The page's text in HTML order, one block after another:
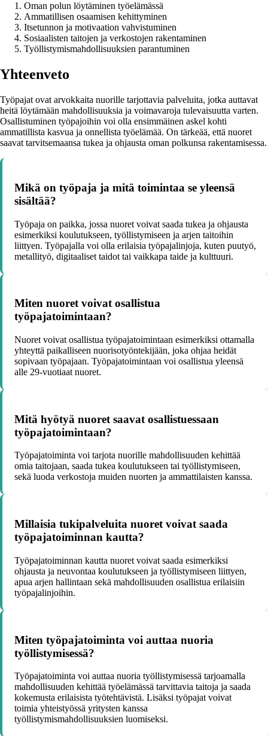
Oman polun löytäminen työelämässä
Ammatillisen osaamisen kehittyminen
Itsetunnon ja motivaation vahvistuminen
Sosiaalisten taitojen ja verkostojen rakentaminen
Työllistymismahdollisuuksien parantuminen
Yhteenveto
Työpajat ovat arvokkaita nuorille tarjottavia palveluita, jotka auttavat
heitä löytämään mahdollisuuksia ja voimavaroja tulevaisuutta varten.
Osallistuminen työpajoihin voi olla ensimmäinen askel kohti
ammatillista kasvua ja onnellista työelämää. On tärkeää, että nuoret
saavat tarvitsemaansa tukea ja ohjausta oman polkunsa rakentamisessa.
Mikä on työpaja ja mitä toimintaa se yleensä
sisältää?
Työpaja on paikka, jossa nuoret voivat saada tukea ja ohjausta
esimerkiksi koulutukseen, työllistymiseen ja arjen taitoihin
liittyen. Työpajalla voi olla erilaisia työpajalinjoja, kuten puutyö,
metallityö, digitaaliset taidot tai vaikkapa taide ja kulttuuri.
Miten nuoret voivat osallistua
työpajatoimintaan?
Nuoret voivat osallistua työpajatoimintaan esimerkiksi ottamalla
yhteyttä paikalliseen nuorisotyöntekijään, joka ohjaa heidät
sopivaan työpajaan. Työpajatoimintaan voi osallistua yleensä
alle 29-vuotiaat nuoret.
Mitä hyötyä nuoret saavat osallistuessaan
työpajatoimintaan?
Työpajatoiminta voi tarjota nuorille mahdollisuuden kehittää
omia taitojaan, saada tukea koulutukseen tai työllistymiseen,
sekä luoda verkostoja muiden nuorten ja ammattilaisten kanssa.
Millaisia tukipalveluita nuoret voivat saada
työpajatoiminnan kautta?
Työpajatoiminnan kautta nuoret voivat saada esimerkiksi
ohjausta ja neuvontaa koulutukseen ja työllistymiseen liittyen,
apua arjen hallintaan sekä mahdollisuuden osallistua erilaisiin
työpajalinjoihin.
Miten työpajatoiminta voi auttaa nuoria
työllistymisessä?
Työpajatoiminta voi auttaa nuoria työllistymisessä tarjoamalla
mahdollisuuden kehittää työelämässä tarvittavia taitoja ja saada
kokemusta erilaisista työtehtävistä. Lisäksi työpajat voivat
toimia yhteistyössä yritysten kanssa
työllistymismahdollisuuksien luomiseksi.